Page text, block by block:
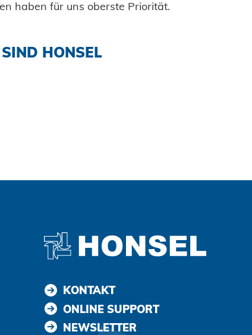
haben für uns oberste Priorität.
HONSEL
KONTAKT
ONLINE SUPPORT
NEWSLETTER